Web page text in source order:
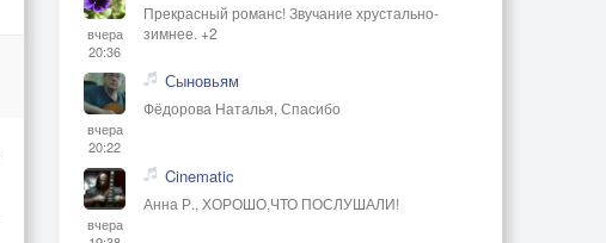
вчера
20:36
Прекрасный романс! Звучание хрустально-
зимнее. +2
вчера
20:22
Сыновьям
Фёдорова Наталья, Спасибо
вчера
Cinematic
Анна Р., ХОРОШО,ЧТО ПОСЛУШАЛИ!